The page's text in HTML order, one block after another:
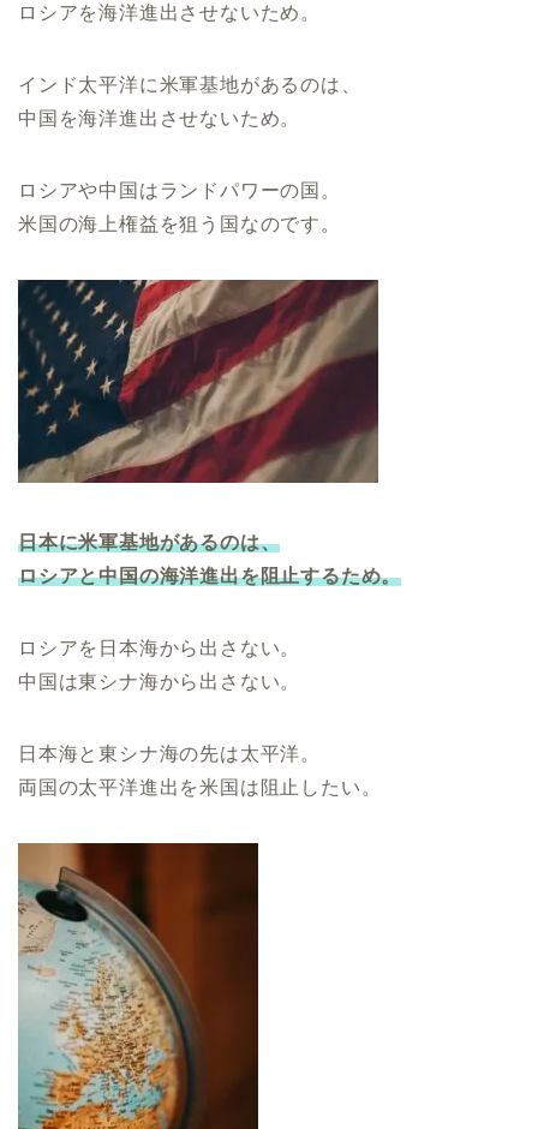
ロシアを海洋進出させないため。
インド太平洋に米軍基地があるのは、
中国を海洋進出させないため。
ロシアや中国はランドパワーの国。
米国の海上権益を狙う国なのです。
日本に米軍基地があるのは、
ロシアと中国の海洋進出を阻止するため。
ロシアを日本海から出さない。
中国は東シナ海から出さない。
日本海と東シナ海の先は太平洋。
両国の太平洋進出を米国は阻止したい。